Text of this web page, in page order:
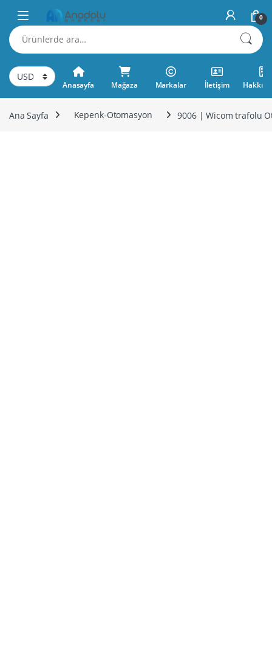
Skip to navigation
Skip to content
0
Ara:
Anasayfa Mağaza Markalar İletişim
Ana Sayfa Kepenk-Otomasyon 9006 | Wicom trafolu